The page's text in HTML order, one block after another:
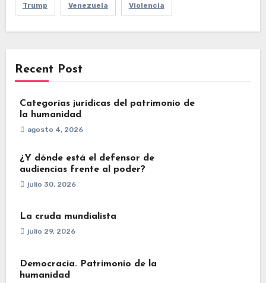
Trump Venezuela Violencia
Recent Post
Categorías jurídicas del patrimonio de
la humanidad
agosto 4, 2026
¿Y dónde está el defensor de
audiencias frente al poder?
julio 30, 2026
La cruda mundialista
julio 29, 2026
Democracia. Patrimonio de la
humanidad